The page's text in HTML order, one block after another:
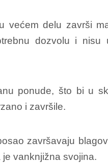
delu završi
dozvolu i nisu
ponude, što bi u
i završile.
završavaju
vanknjižna svojina.